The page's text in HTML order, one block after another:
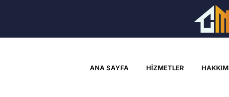
ANA SAYFA HIZMETLER